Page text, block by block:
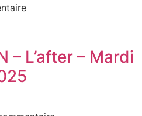
– L’after – Mardi